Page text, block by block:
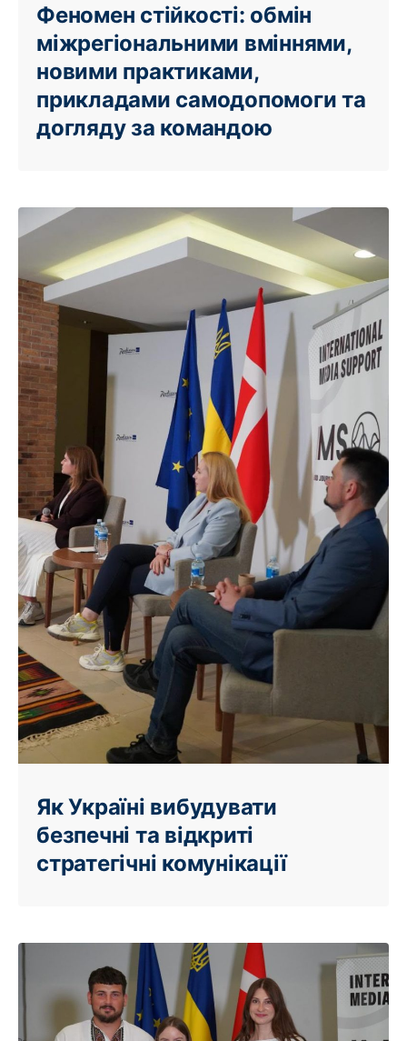
Феномен стійкості: обмін
міжрегіональними вміннями,
новими практиками,
прикладами самодопомоги та
догляду за командою
Як Україні вибудувати
безпечні та відкриті
стратегічні комунікації